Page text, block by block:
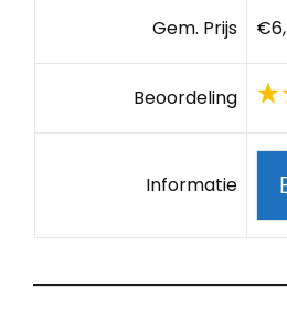
Gem. Prijs
Beoordeling
Informatie